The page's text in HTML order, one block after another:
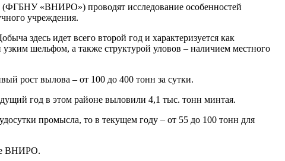
(ФГБНУ «ВНИРО») проводят исследование особенностей
учреждения.
здесь идет всего второй год и характеризуется как
шельфом, а также структурой уловов – наличием местного
рост вылова – от 100 до 400 тонн за сутки.
год в этом районе выловили 4,1 тыс. тонн минтая.
промысла, то в текущем году – от 55 до 100 тонн для
ВНИРО.